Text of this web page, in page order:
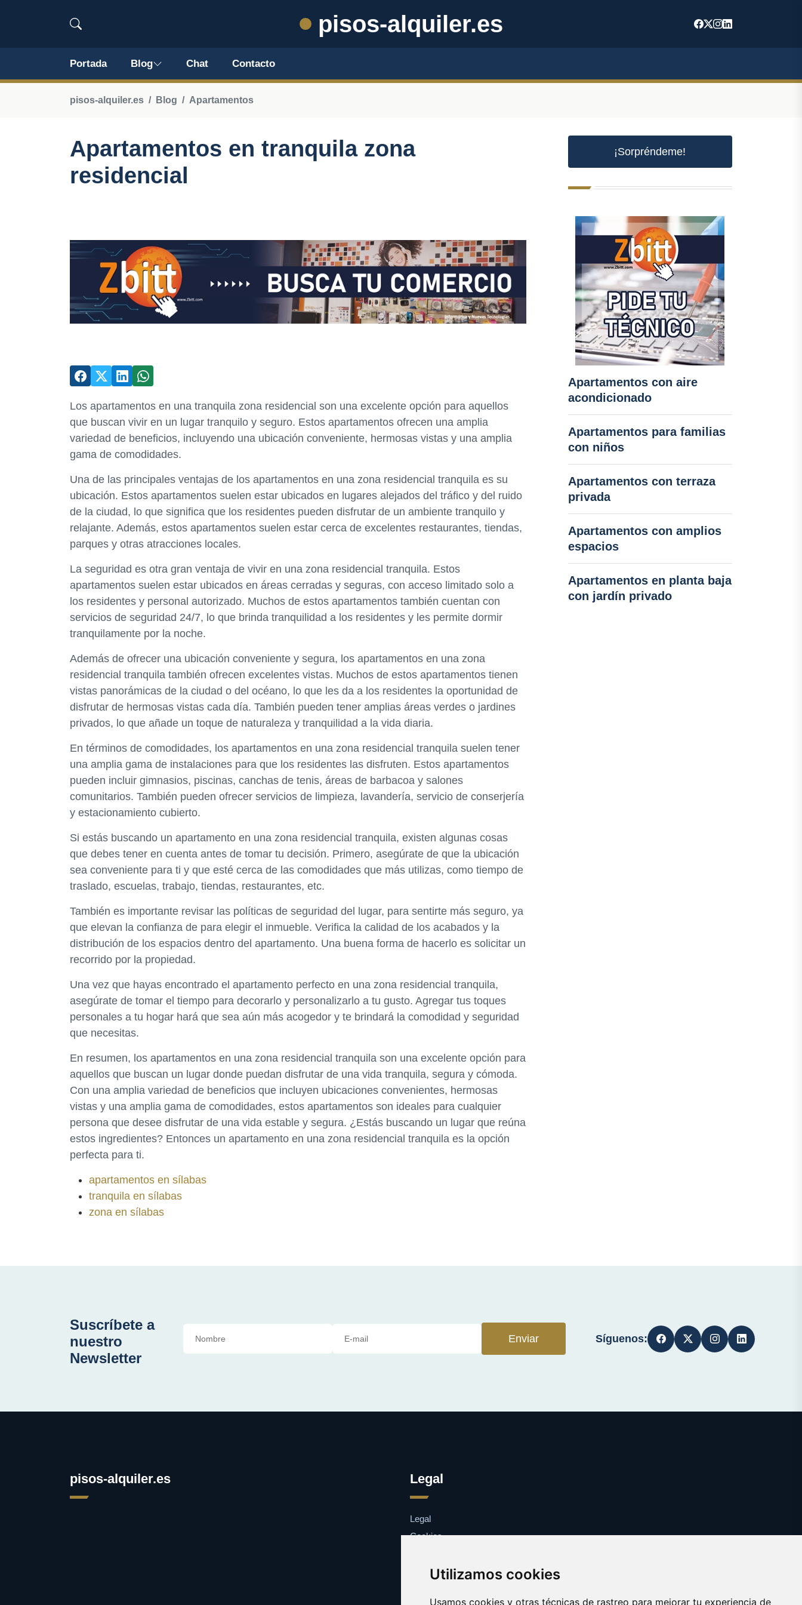
Utilizamos cookies
Usamos cookies y otras técnicas de rastreo para mejorar tu experiencia de
pisos-alquiler.es
Portada Blog Chat Contacto
pisos-alquiler.es Blog Apartamentos
Apartamentos en tranquila zona
residencial
Los apartamentos en una tranquila zona residencial son una excelente opción para aquellos
que buscan vivir en un lugar tranquilo y seguro. Estos apartamentos ofrecen una amplia
variedad de beneficios, incluyendo una ubicación conveniente, hermosas vistas y una amplia
gama de comodidades.
Una de las principales ventajas de los apartamentos en una zona residencial tranquila es su
ubicación. Estos apartamentos suelen estar ubicados en lugares alejados del tráfico y del ruido
de la ciudad, lo que significa que los residentes pueden disfrutar de un ambiente tranquilo y
relajante. Además, estos apartamentos suelen estar cerca de excelentes restaurantes, tiendas,
parques y otras atracciones locales.
La seguridad es otra gran ventaja de vivir en una zona residencial tranquila. Estos
apartamentos suelen estar ubicados en áreas cerradas y seguras, con acceso limitado solo a
los residentes y personal autorizado. Muchos de estos apartamentos también cuentan con
servicios de seguridad 24/7, lo que brinda tranquilidad a los residentes y les permite dormir
tranquilamente por la noche.
Además de ofrecer una ubicación conveniente y segura, los apartamentos en una zona
residencial tranquila también ofrecen excelentes vistas. Muchos de estos apartamentos tienen
vistas panorámicas de la ciudad o del océano, lo que les da a los residentes la oportunidad de
disfrutar de hermosas vistas cada día. También pueden tener amplias áreas verdes o jardines
privados, lo que añade un toque de naturaleza y tranquilidad a la vida diaria.
En términos de comodidades, los apartamentos en una zona residencial tranquila suelen tener
una amplia gama de instalaciones para que los residentes las disfruten. Estos apartamentos
pueden incluir gimnasios, piscinas, canchas de tenis, áreas de barbacoa y salones
comunitarios. También pueden ofrecer servicios de limpieza, lavandería, servicio de conserjería
y estacionamiento cubierto.
Si estás buscando un apartamento en una zona residencial tranquila, existen algunas cosas
que debes tener en cuenta antes de tomar tu decisión. Primero, asegúrate de que la ubicación
sea conveniente para ti y que esté cerca de las comodidades que más utilizas, como tiempo de
traslado, escuelas, trabajo, tiendas, restaurantes, etc.
También es importante revisar las políticas de seguridad del lugar, para sentirte más seguro, ya
que elevan la confianza de para elegir el inmueble. Verifica la calidad de los acabados y la
distribución de los espacios dentro del apartamento. Una buena forma de hacerlo es solicitar un
recorrido por la propiedad.
Una vez que hayas encontrado el apartamento perfecto en una zona residencial tranquila,
asegúrate de tomar el tiempo para decorarlo y personalizarlo a tu gusto. Agregar tus toques
personales a tu hogar hará que sea aún más acogedor y te brindará la comodidad y seguridad
que necesitas.
En resumen, los apartamentos en una zona residencial tranquila son una excelente opción para
aquellos que buscan un lugar donde puedan disfrutar de una vida tranquila, segura y cómoda.
Con una amplia variedad de beneficios que incluyen ubicaciones convenientes, hermosas
vistas y una amplia gama de comodidades, estos apartamentos son ideales para cualquier
persona que desee disfrutar de una vida estable y segura. ¿Estás buscando un lugar que reúna
estos ingredientes? Entonces un apartamento en una zona residencial tranquila es la opción
perfecta para ti.
apartamentos en sílabas
tranquila en sílabas
zona en sílabas
¡Sorpréndeme!
Apartamentos con aire
acondicionado
Apartamentos para familias
con niños
Apartamentos con terraza
privada
Apartamentos con amplios
espacios
Apartamentos en planta baja
con jardín privado
Suscríbete a
nuestro
Newsletter
Enviar Síguenos:
pisos-alquiler.es Legal
Legal
Cookies